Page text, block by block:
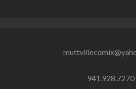
941.928.7270